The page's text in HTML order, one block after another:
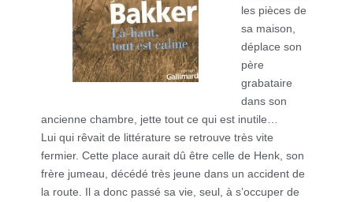
les pièces de
sa maison,
déplace son
père
grabataire
dans son
ancienne chambre, jette tout ce qui est inutile…
Lui qui rêvait de littérature se retrouve très vite
fermier. Cette place aurait dû être celle de Henk, son
frère jumeau, décédé très jeune dans un accident de
la route. Il a donc passé sa vie, seul, à s’occuper de